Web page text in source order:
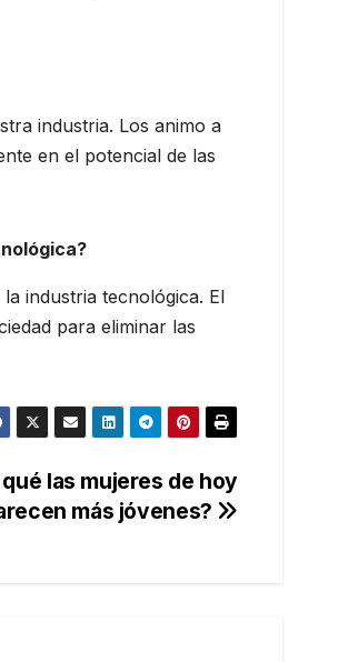
industria. Los animo a
en el potencial de las
industria tecnológica. El
para eliminar las
las mujeres de hoy
más jóvenes?